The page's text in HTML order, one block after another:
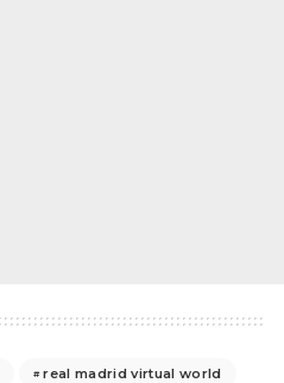
real madrid virtual world